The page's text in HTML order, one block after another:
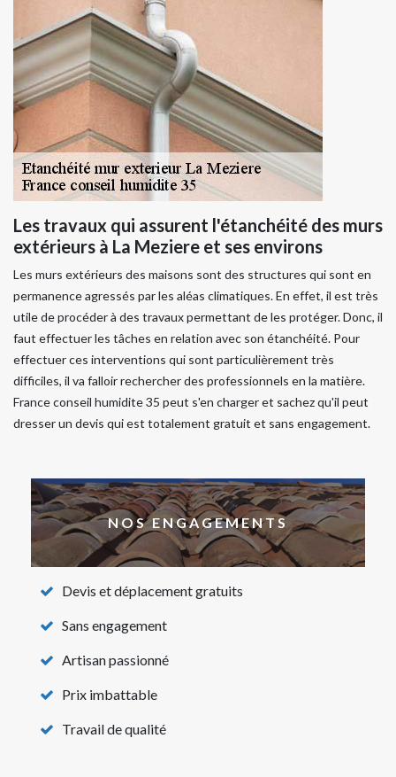
Les travaux qui assurent l'étanchéité des murs
extérieurs à La Meziere et ses environs
Les murs extérieurs des maisons sont des structures qui sont en
permanence agressés par les aléas climatiques. En effet, il est très
utile de procéder à des travaux permettant de les protéger. Donc, il
faut effectuer les tâches en relation avec son étanchéité. Pour
effectuer ces interventions qui sont particulièrement très
difficiles, il va falloir rechercher des professionnels en la matière.
France conseil humidite 35 peut s'en charger et sachez qu'il peut
dresser un devis qui est totalement gratuit et sans engagement.
NOS ENGAGEMENTS
Devis et déplacement gratuits
Sans engagement
Artisan passionné
Prix imbattable
Travail de qualité